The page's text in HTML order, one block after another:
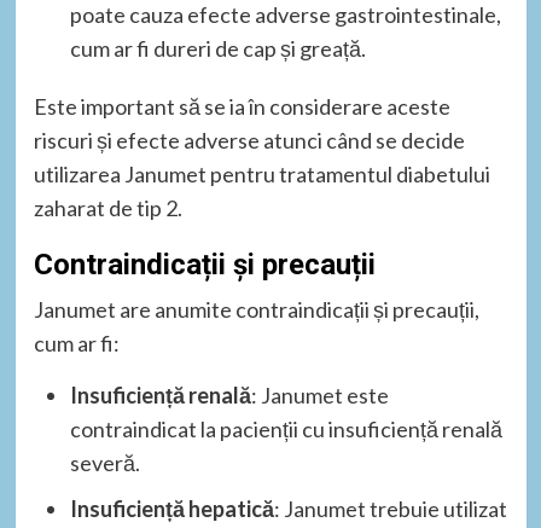
poate cauza efecte adverse gastrointestinale,
cum ar fi dureri de cap și greață.
Este important să se ia în considerare aceste
riscuri și efecte adverse atunci când se decide
utilizarea Janumet pentru tratamentul diabetului
zaharat de tip 2.
Contraindicații și precauții
Janumet are anumite contraindicații și precauții,
cum ar fi:
Insuficiență renală: Janumet este
contraindicat la pacienții cu insuficiență renală
severă.
Insuficiență hepatică: Janumet trebuie utilizat